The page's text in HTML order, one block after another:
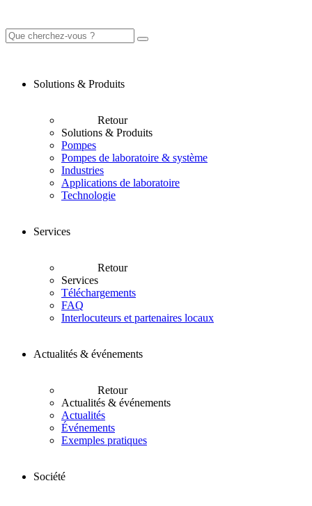
Solutions & Produits
Retour
Solutions & Produits
Pompes
Pompes de laboratoire & système
Industries
Applications de laboratoire
Technologie
Services
Retour
Services
Téléchargements
FAQ
Interlocuteurs et partenaires locaux
Actualités & événements
Retour
Actualités & événements
Actualités
Événements
Exemples pratiques
Société